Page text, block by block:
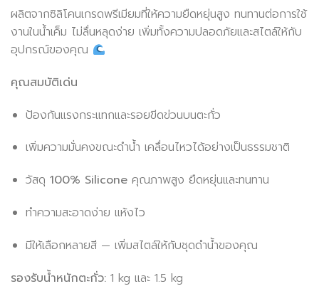
ผลิตจากซิลิโคนเกรดพรีเมียมที่ให้ความยืดหยุ่นสูง ทนทานต่อการใช้
งานในน้ำเค็ม ไม่ลื่นหลุดง่าย เพิ่มทั้งความปลอดภัยและสไตล์ให้กับ
อุปกรณ์ของคุณ
คุณสมบัติเด่น
ป้องกันแรงกระแทกและรอยขีดข่วนบนตะกั่ว
เพิ่มความมั่นคงขณะดำน้ำ เคลื่อนไหวได้อย่างเป็นธรรมชาติ
วัสดุ 100% Siliconeคุณภาพสูง ยืดหยุ่นและทนทาน
ทำความสะอาดง่าย แห้งไว
มีให้เลือกหลายสี — เพิ่มสไตล์ให้กับชุดดำน้ำของคุณ
รองรับน้ำหนักตะกั่ว: 1 kg และ 1.5 kg